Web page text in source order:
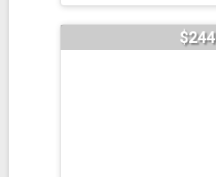
$244